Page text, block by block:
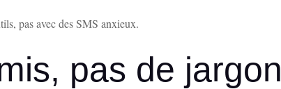
pas avec des SMS anxieux.
pas de jargon